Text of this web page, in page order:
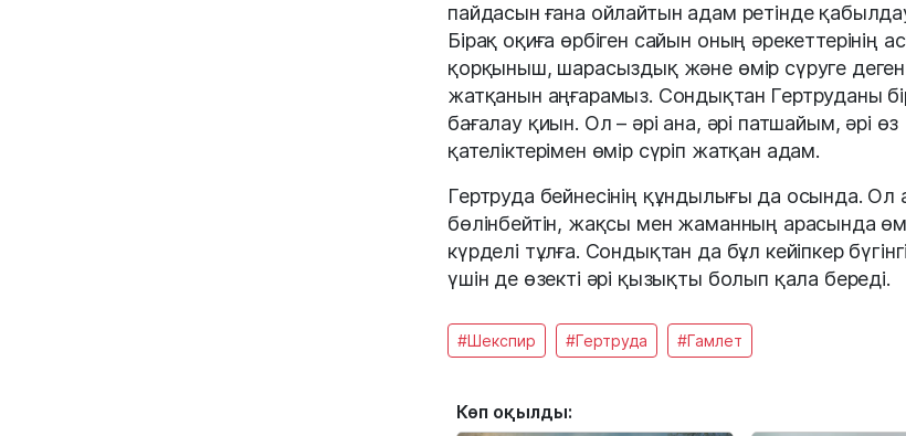
пайдасын ғана ойлайтын адам ретінде
Бірақ оқиға өрбіген сайын оның әрекеттерінің
қорқыныш, шарасыздық және өмір сүруге
жатқанын аңғарамыз. Сондықтан Гертруданы
бағалау қиын. Ол – әрі ана, әрі патшайым, әрі өз
қателіктерімен өмір сүріп жатқан адам.
Гертруда бейнесінің құндылығы да осында. Ол
бөлінбейтін, жақсы мен жаманның арасында
күрделі тұлға. Сондықтан да бұл кейіпкер
үшін де өзекті әрі қызықты болып қала береді.
#Шекспир #Гертруда #Гамлет
Көп оқылды: